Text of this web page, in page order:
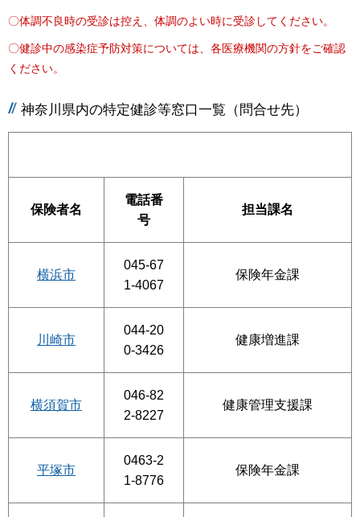
〇体調不良時の受診は控え、体調のよい時に受診してください。
〇健診中の感染症予防対策については、各医療機関の方針をご確認
ください。
神奈川県内の特定健診等窓口一覧（問合せ先）
保険者名
電話番
号
担当課名
横浜市
045-67
1-4067
保険年金課
川崎市
044-20
0-3426
健康増進課
横須賀市
046-82
2-8227
健康管理支援課
平塚市
0463-2
1-8776
保険年金課